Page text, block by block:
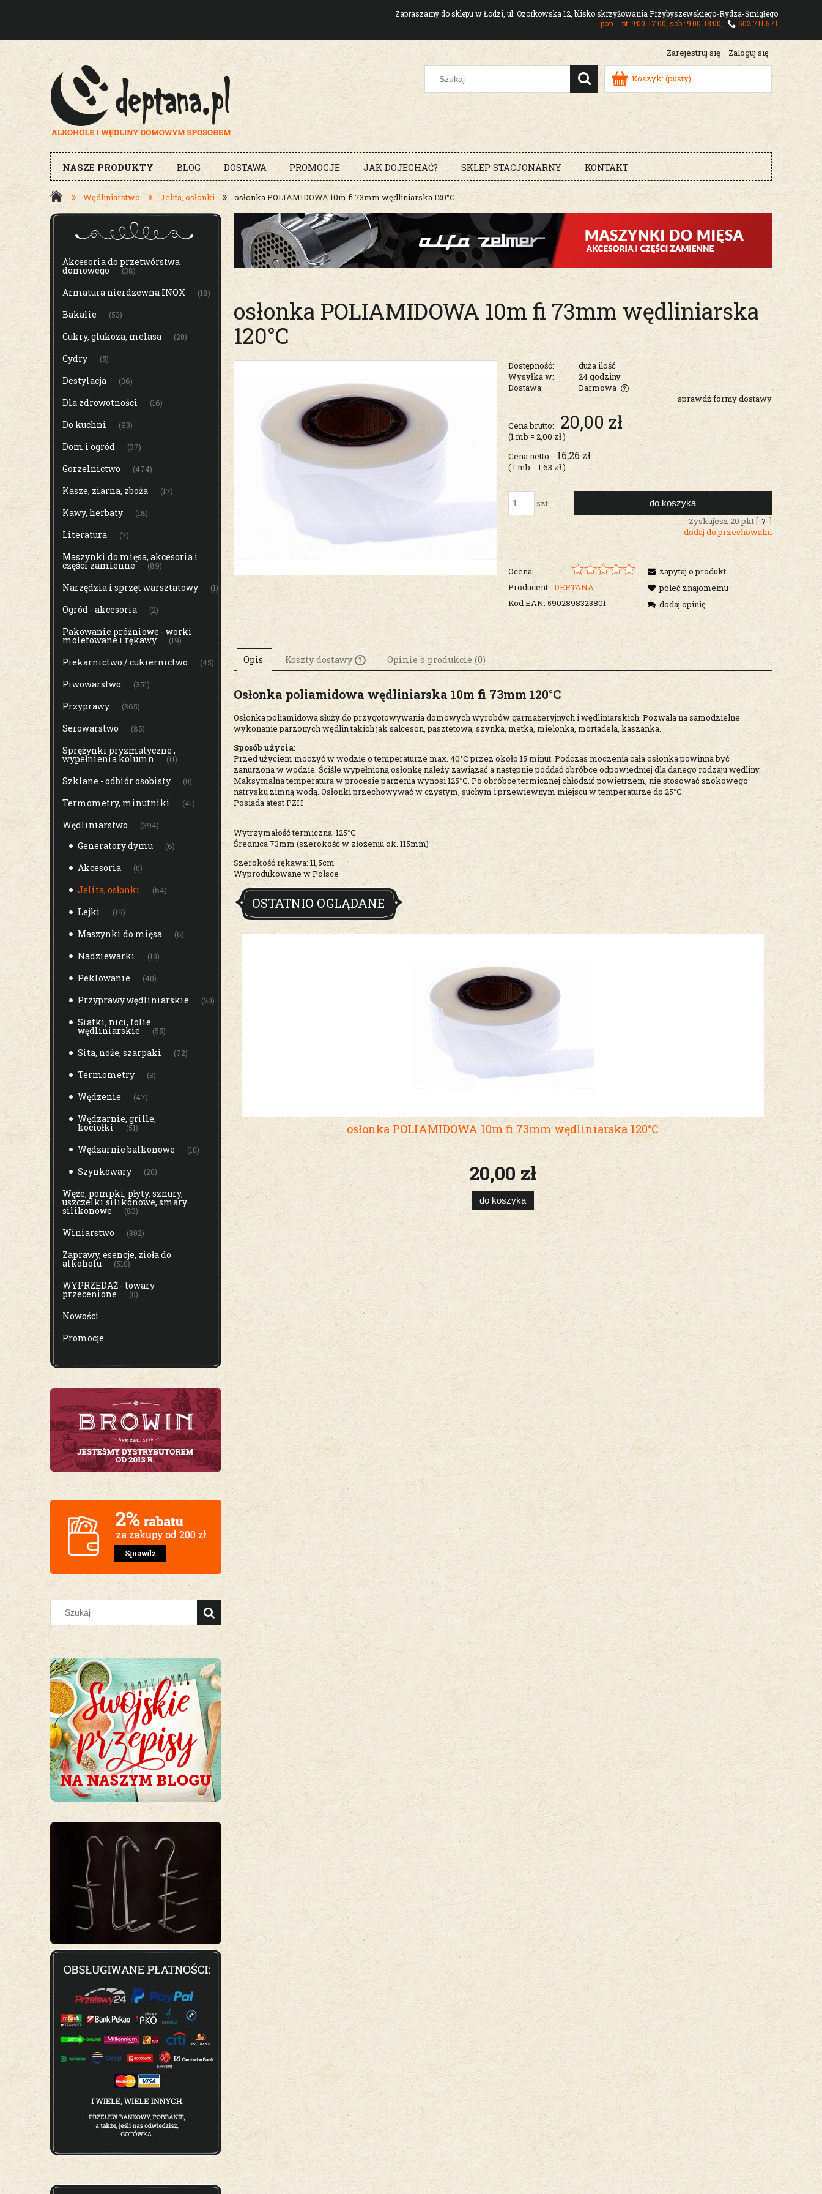
Zapraszamy do sklepu w Łodzi, ul. Ozorkowska 12, blisko skrzyżowania Przybyszewskiego-Rydza-Śmigłego
pon. - pt: 9:00-17:00, sob.: 9:00-13:00,
502 711 571
Zarejestruj się Zaloguj się
Koszyk: (pusty)
NASZE PRODUKTY BLOG DOSTAWA PROMOCJE JAK DOJECHAĆ? SKLEP STACJONARNY KONTAKT
» Wędliniarstwo » Jelita, osłonki » osłonka POLIAMIDOWA 10m fi 73mm wędliniarska 120°C
MENU
Akcesoria do przetwórstwa
domowego (38)
Armatura nierdzewna INOX (18)
Bakalie (53)
Cukry, glukoza, melasa (20)
Cydry (5)
Destylacja (36)
Dla zdrowotności (16)
Do kuchni (93)
Dom i ogród (37)
Gorzelnictwo (474)
Kasze, ziarna, zboża (17)
Kawy, herbaty (18)
Literatura (7)
Maszynki do mięsa, akcesoria i
części zamienne (89)
Narzędzia i sprzęt warsztatowy (1)
Ogród - akcesoria (2)
Pakowanie próżniowe - worki
moletowane i rękawy (19)
Piekarnictwo / cukiernictwo (45)
Piwowarstwo (351)
Przyprawy (365)
Serowarstwo (85)
Sprężynki pryzmatyczne ,
wypełnienia kolumn (11)
Szklane - odbiór osobisty (0)
Termometry, minutniki (41)
Wędliniarstwo (394)
Generatory dymu (6)
Akcesoria (0)
Jelita, osłonki (64)
Lejki (19)
Maszynki do mięsa (6)
Nadziewarki (10)
Peklowanie (40)
Przyprawy wędliniarskie (20)
Siatki, nici, folie
wędliniarskie (55)
Sita, noże, szarpaki (72)
Termometry (3)
Wędzenie (47)
Wędzarnie, grille,
kociołki (51)
Wędzarnie balkonowe (10)
Szynkowary (20)
Węże, pompki, płyty, sznury,
uszczelki silikonowe, smary
silikonowe (83)
Winiarstwo (302)
Zaprawy, esencje, zioła do
alkoholu (510)
WYPRZEDAŻ - towary
przecenione (0)
Nowości
Promocje
osłonka POLIAMIDOWA 10m fi 73mm wędliniarska
120°C
Dostępność:
duża ilość
Wysyłka w:
24 godziny
Dostawa:
Darmowa
Cena nie zawiera ewentualnych
kosztów płatności
sprawdź formy dostawy
Cena brutto: 20,00 zł
(1mb =2,00 zł)
Cena netto:
16,26 zł
( 1mb=1,63 zł)
szt. do koszyka
Zyskujesz20pkt [ ? ]
dodaj do przechowalni
Ocena:
Producent: DEPTANA
Kod EAN: 5902898323801
zapytaj o produkt
poleć znajomemu
dodaj opinię
Opis Koszty dostawy
Cena nie zawiera
ewentualnych kosztów
płatności
Opinie o produkcie (0)
Osłonka poliamidowa wędliniarska 10m fi 73mm 120°C
Osłonka poliamidowa służy do przygotowywania domowych wyrobów garmażeryjnych i wędliniarskich. Pozwala na samodzielne
wykonanie parzonych wędlin takich jak salceson, pasztetowa, szynka, metka, mielonka, mortadela, kaszanka.
Sposób użycia:
Przed użyciem moczyć w wodzie o temperaturze max. 40°C przez około 15 minut. Podczas moczenia cała osłonka powinna być
zanurzona w wodzie. Ściśle wypełnioną osłonkę należy zawiązać a następnie poddać obróbce odpowiedniej dla danego rodzaju wędliny.
Maksymalna temperatura w procesie parzenia wynosi 125°C. Po obróbce termicznej chłodzić powietrzem, nie stosować szokowego
natrysku zimną wodą. Osłonki przechowywać w czystym, suchym i przewiewnym miejscu w temperaturze do 25°C.
Posiada atest PZH
Wytrzymałość termiczna: 125°C
Średnica 73mm (szerokość w złożeniu ok. 115mm)
Szerokość rękawa: 11,5cm
Wyprodukowane w Polsce
OSTATNIO OGLĄDANE
osłonka POLIAMIDOWA 10m fi 73mm wędliniarska 120°C
20,00 zł
do koszyka